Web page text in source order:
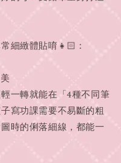
細緻體貼唷👧🏻：
一轉就能在「4種不同筆
寫功課需要不易斷的粗
時的俐落細線，都能一